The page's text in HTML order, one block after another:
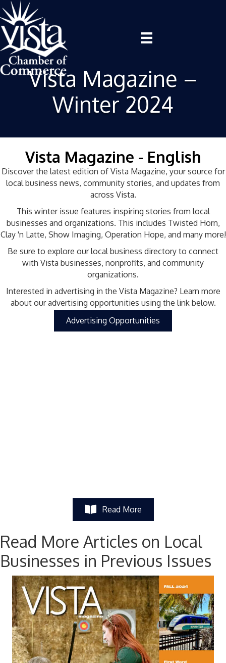
Vista Magazine –
Winter 2024
Vista Magazine - English
Discover the latest edition of Vista Magazine, your source for
local business news, community stories, and updates from
across Vista.
This winter issue features inspiring stories from local
businesses and organizations. This includes Twisted Horn,
Clay 'n Latte, Show Imaging, Operation Hope, and many more!
Be sure to explore our local business directory to connect
with Vista businesses, nonprofits, and community
organizations.
Interested in advertising in the Vista Magazine? Learn more
about our advertising opportunities using the link below.
Advertising Opportunities
Read More
Read More Articles on Local
Businesses in Previous Issues